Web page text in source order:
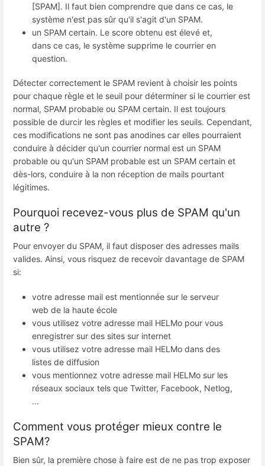
[SPAM]. Il faut bien comprendre que dans ce cas, le
système n'est pas sûr qu'il s'agit d'un SPAM.
un SPAM certain. Le score obtenu est élevé et,
dans ce cas, le système supprime le courrier en
question.
Détecter correctement le SPAM revient à choisir les points
pour chaque règle et le seuil pour déterminer si le courrier est
normal, SPAM probable ou SPAM certain. Il est toujours
possible de durcir les règles et modifier les seuils. Cependant,
ces modifications ne sont pas anodines car elles pourraient
conduire à décider qu'un courrier normal est un SPAM
probable ou qu'un SPAM probable est un SPAM certain et
dès-lors, conduire à la non réception de mails pourtant
légitimes.
Pourquoi recevez-vous plus de SPAM qu'un
autre ?
Pour envoyer du SPAM, il faut disposer des adresses mails
valides. Ainsi, vous risquez de recevoir davantage de SPAM
si:
votre adresse mail est mentionnée sur le serveur
web de la haute école
vous utilisez votre adresse mail HELMo pour vous
enregistrer sur des sites sur internet
vous utilisez votre adresse mail HELMo dans des
listes de diffusion
vous mentionnez votre adresse mail HELMo sur les
réseaux sociaux tels que Twitter, Facebook, Netlog,
...
Comment vous protéger mieux contre le
SPAM?
Bien sûr, la première chose à faire est de ne pas trop exposer